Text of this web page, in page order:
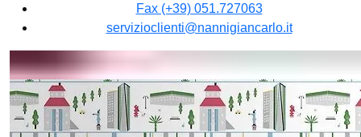
Fax (+39) 051.727063
servizioclienti@nannigiancarlo.it